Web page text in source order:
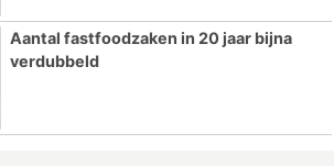
Aantal fastfoodzaken in 20 jaar bijna
verdubbeld